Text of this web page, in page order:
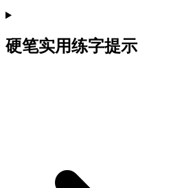
硬笔实用练字提示